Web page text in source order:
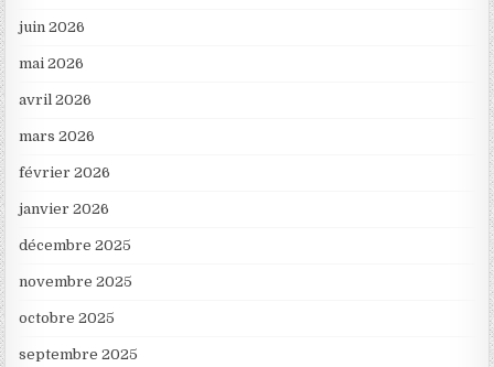
juin 2026
mai 2026
avril 2026
mars 2026
février 2026
janvier 2026
décembre 2025
novembre 2025
octobre 2025
septembre 2025